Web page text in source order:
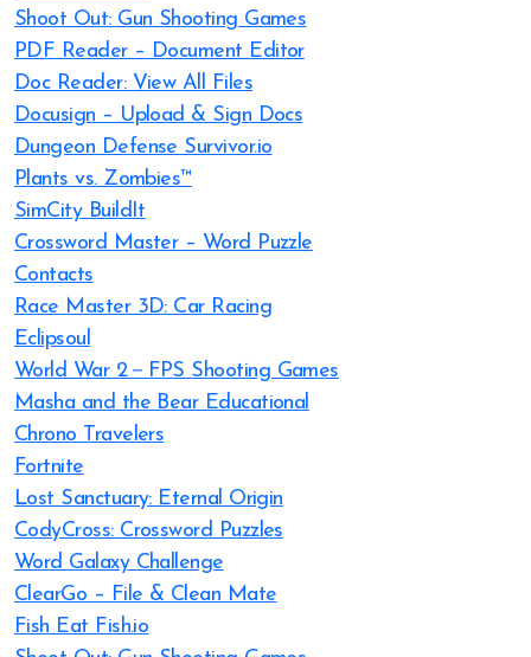
Shoot Out: Gun Shooting Games
PDF Reader – Document Editor
Doc Reader: View All Files
Docusign – Upload & Sign Docs
Dungeon Defense Survivor.io
Plants vs. Zombies™
SimCity BuildIt
Crossword Master – Word Puzzle
Contacts
Race Master 3D: Car Racing
Eclipsoul
World War 2－FPS Shooting Games
Masha and the Bear Educational
Chrono Travelers
Fortnite
Lost Sanctuary: Eternal Origin
CodyCross: Crossword Puzzles
Word Galaxy Challenge
ClearGo – File & Clean Mate
Fish Eat Fish.io